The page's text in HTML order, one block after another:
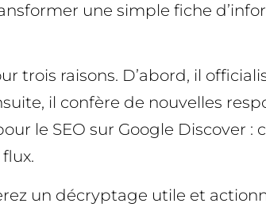
une simple fiche
trois raisons. D’abord, il
il confère de nouvelles
le SEO sur Google
un décryptage utile et